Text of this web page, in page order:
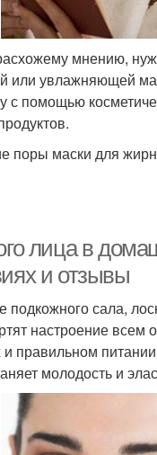
мнению,
или увлажняющей
с помощью
маски для
лица в
и отзывы
сала,
настроение
правильном
молодость и